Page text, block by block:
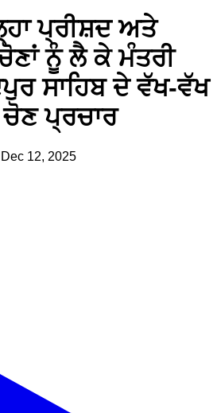
ਪ੍ਰੀਸ਼ਦ ਅਤੇ
ਨੂੰ ਲੈ ਕੇ ਮੰਤਰੀ
ਸਾਹਿਬ ਦੇ ਵੱਖ-ਵੱਖ
ਚੋਣ ਪ੍ਰਚਾਰ
Dec 12, 2025